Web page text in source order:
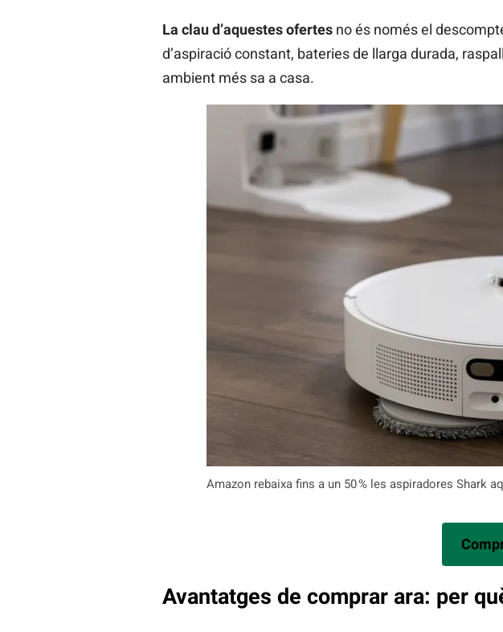
La clau d’aquestes ofertesno és només el
d’aspiració constant, bateries de llarga durada,
ambient més sa a casa.
Amazon rebaixa fins a un 50 % les aspiradores Shark
Avantatges de comprar ara: per